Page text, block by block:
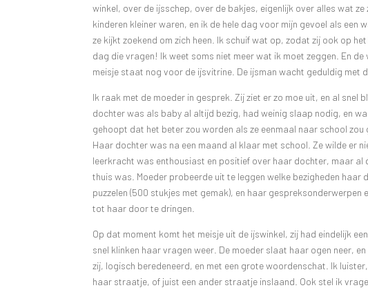
winkel, over de ijsschep, over de bakjes, eigenlijk over alles wat
kinderen kleiner waren, en ik de hele dag voor mijn gevoel als een
ze kijkt zoekend om zich heen. Ik schuif wat op, zodat zij ook op
dag die vragen! Ik weet soms niet meer wat ik moet zeggen. En
meisje staat nog voor de ijsvitrine. De ijsman wacht geduldig met
Ik raak met de moeder in gesprek. Zij ziet er zo moe uit, en al
dochter was als baby al altijd bezig, had weinig slaap nodig, en
gehoopt dat het beter zou worden als ze eenmaal naar school
Haar dochter was na een maand al klaar met school. Ze wilde er
leerkracht was enthousiast en positief over haar dochter, maar
thuis was. Moeder probeerde uit te leggen welke bezigheden haar
puzzelen (500 stukjes met gemak), en haar
tot haar door te dringen.
Op dat moment komt het meisje uit de ijswinkel, zij had eindelijk
snel klinken haar vragen weer. De moeder slaat haar ogen neer,
zij, logisch beredeneerd, en met een grote woordenschat. Ik
haar straatje, of juist een ander straatje inslaand. Ook stel ik